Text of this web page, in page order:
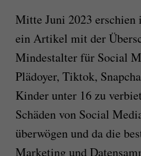
Mitte Juni 2023 erschien
ein Artikel mit der
Mindestalter für Social
Plädoyer, Tiktok,
Kinder unter 16 zu
Schäden von Social
überwögen und da die
Marketing und